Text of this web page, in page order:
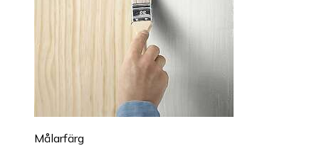
Målarfärg